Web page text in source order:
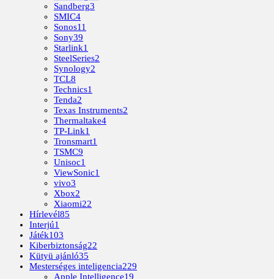
Sandberg3
SMIC4
Sonos11
Sony39
Starlink1
SteelSeries2
Synology2
TCL8
Technics1
Tenda2
Texas Instruments2
Thermaltake4
TP-Link1
Tronsmart1
TSMC9
Unisoc1
ViewSonic1
vivo3
Xbox2
Xiaomi22
Hírlevél85
Interjú1
Játék103
Kiberbiztonság22
Kütyü ajánló35
Mesterséges inteligencia229
Apple Intelligence19